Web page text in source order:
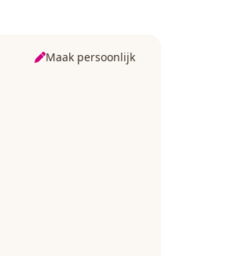
Maak persoonlijk